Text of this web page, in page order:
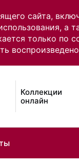
сайта,
а
только по
Коллекции
онлайн